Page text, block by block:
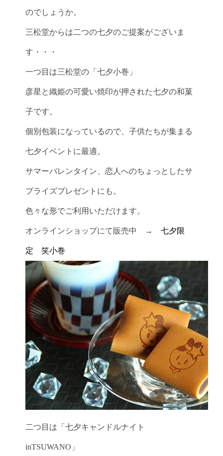
のでしょうか。
三松堂からは二つの七夕のご提案がございま
す・・・
一つ目は三松堂の「七夕小巻」
彦星と織姫の可愛い焼印が押された七夕の和菓
子です。
個別包装になっているので、子供たちが集まる
七夕イベントに最適。
サマーバレンタイン、恋人へのちょっとしたサ
プライズプレゼントにも。
色々な形でご利用いただけます。
オンラインショップにて販売中 → 七夕限
定 笑小巻
二つ目は「七夕キャンドルナイト
inTSUWANO」